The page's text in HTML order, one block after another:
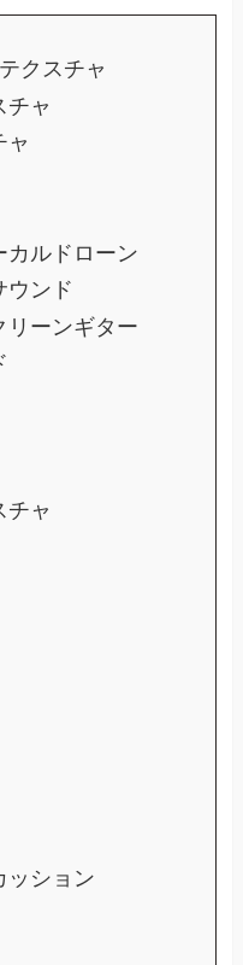
クスチャ
チャ
ャ
カルドローン
ウンド
リーンギター
チャ
ッション